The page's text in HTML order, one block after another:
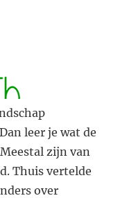
leer je wat de
zijn van
Thuis vertelde
over